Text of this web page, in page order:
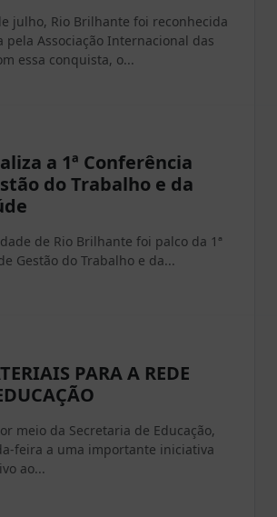
julho, Rio Brilhante foi reconhecida
pela Associação Internacional das
essa conquista, o...
a 1ª Conferência
do Trabalho e da
de Rio Brilhante foi palco da 1ª
Gestão do Trabalho e da...
PARA A REDE
meio da Secretaria de Educação,
feira a uma importante iniciativa
ao...